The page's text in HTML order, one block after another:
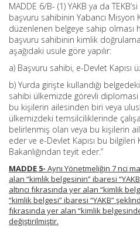
MADDE 6/B- (1) YAKB ya da
başvuru sahibinin Yabancı Misyon
düzenlenen belgeye sahip olması
başvuru sahibinin kimlik
aşağıdaki usule göre yapılır:
a) Başvuru sahibi, e-Devlet Kapısı
b) Yurda girişte kullandığı
sahibi ülkemizde görevli
bu kişilerin ailesinden biri veya
ülkemizdeki temsilciliklerinde
belirlenmiş olan veya bu kişilerin
eder ve e-Devlet Kapısı bu bilgileri
Bakanlığından teyit eder.”
MADDE 5- Aynı Yönetmeliğin 7 nci
alan “kimlik belgesinin” ibaresi
altıncı fıkrasında yer alan “kimlik
“kimlik belgesi” ibaresi “YAKB”
fıkrasında yer alan “kimlik
değiştirilmiştir.